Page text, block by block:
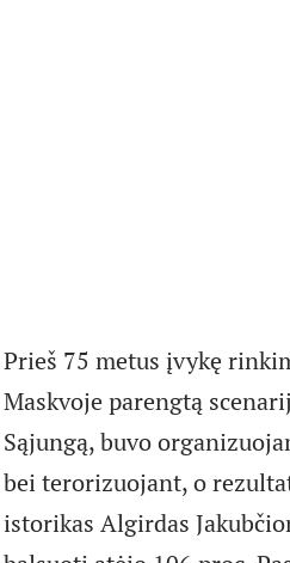
Prieš 75 metus įvykę
Maskvoje parengtą
Sąjungą, buvo
bei terorizuojant, o
istorikas Algirdas